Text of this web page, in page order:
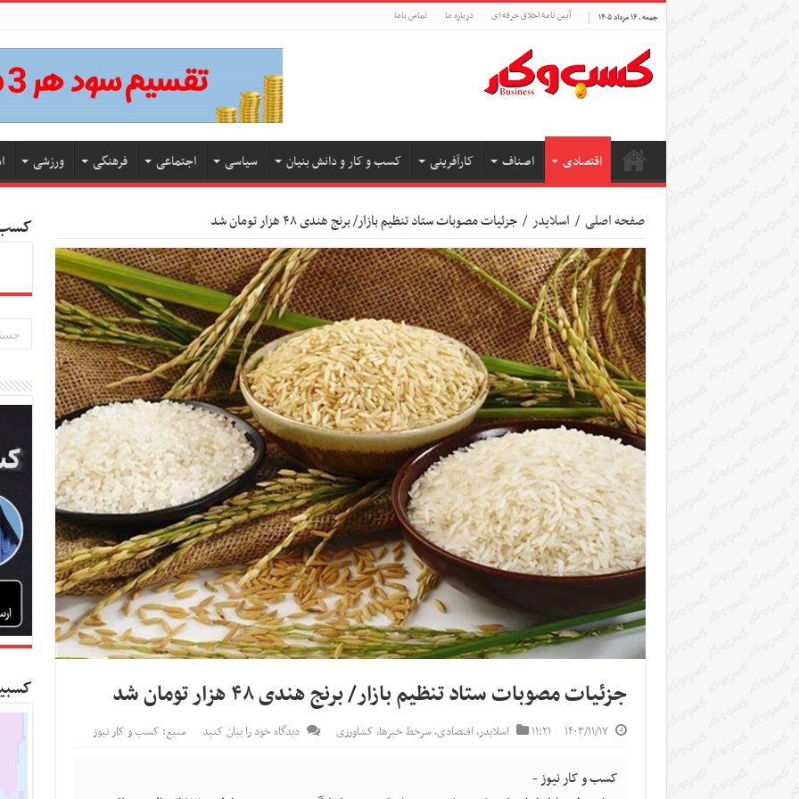
جمعه , ۱۶ مرداد ۱۴۰۵ آیین نامه اخلاق حرفه ای درباره ما تماس باما
اقتصادی اصناف کارآفرینی کسب و کار و دانش بنیان سیاسی اجتماعی فرهنگی ورزشی
صفحه اصلی / اسلایدر / جزئیات مصوبات ستاد تنظیم بازار/ برنج هندی ۴۸ هزار تومان شد
جزئیات مصوبات ستاد تنظیم بازار/ برنج هندی ۴۸ هزار تومان شد
۱۴۰۳/۱۱/۱۷ ۱۱:۲۱ اسلایدر,اقتصادی,سرخط خبرها, کشاورزی دیدگاه خود را بیان کنید منبع: کسب و کار نیوز
کسب و کار نیوز -
کسب